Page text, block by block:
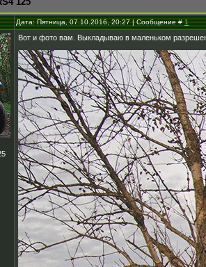
Дата: Пятница, 07.10.2016, 20:27 | Сообщение #1
Вот и фото вам. Выкладываю в маленьком